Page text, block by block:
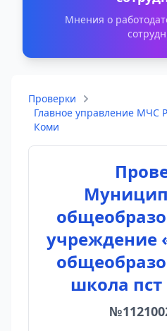
Мнения о
Проверки
Главное управление МЧС
Коми
учреждение
школа